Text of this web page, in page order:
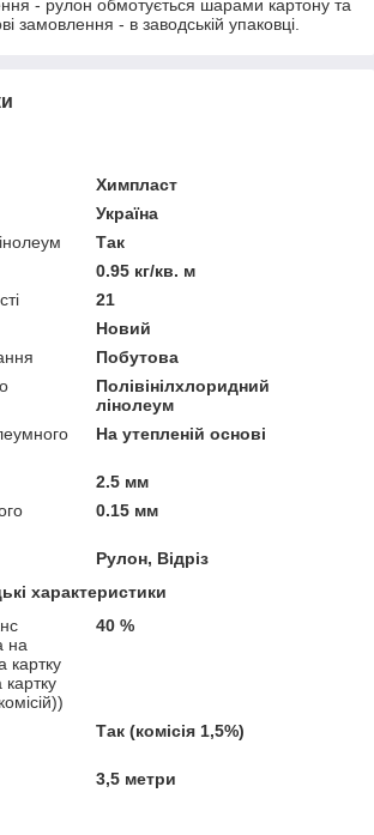
- рулон обмотується шарами картону та
замовлення - в заводській упаковці.
Химпласт
Україна
Так
0.95 кг/кв. м
21
Новий
Побутова
Полівінілхлоридний
лінолеум
На утепленій основі
2.5 мм
0.15 мм
Рулон, Відріз
характеристики
на
картку
40 %
Так (комісія 1,5%)
3,5 метри